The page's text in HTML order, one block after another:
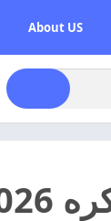
About US